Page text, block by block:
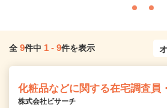
全 9件中 1 - 9件を表示
化粧品などに関する在宅調査員
株式会社ビサーチ